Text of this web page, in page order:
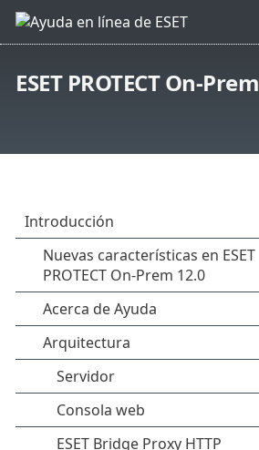
ESET PROTECT On-Prem